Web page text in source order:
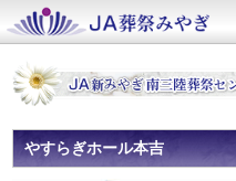
やすらぎホール本吉